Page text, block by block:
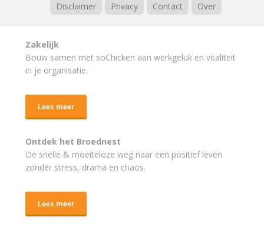
Disclaimer
Privacy Contact Over
Zakelijk
Bouw samen met soChicken aan werkgeluk en vitaliteit
in je organisatie.
Lees meer
Ontdek het Broednest
De snelle & moeiteloze weg naar een positief leven
zonder stress, drama en chaos.
Lees meer